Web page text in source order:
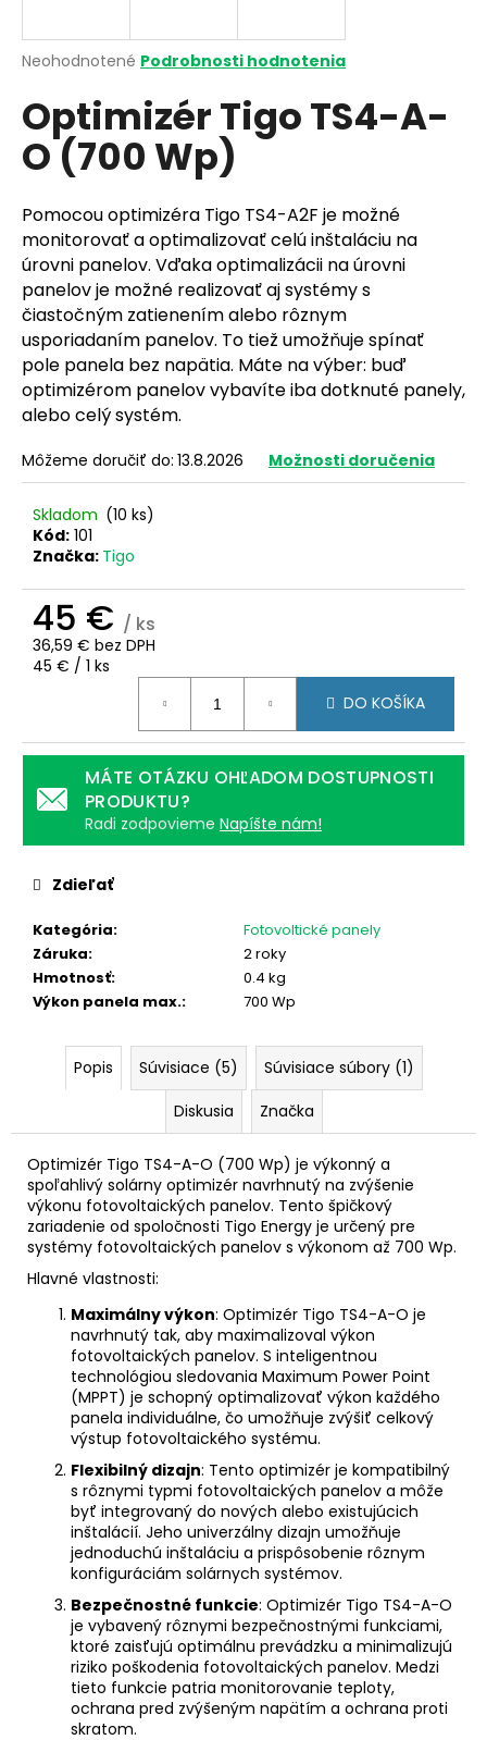
Priemerné
produktu
je
0,0
z
hviezdičiek.
Neohodnotené Podrobnosti hodnotenia
Optimizér Tigo TS4-A-
O (700 Wp)
Pomocou optimizéra Tigo TS4-A2F je možné
monitorovať a optimalizovať celú inštaláciu na
úrovni panelov. Vďaka optimalizácii na úrovni
panelov je možné realizovať aj systémy s
čiastočným zatienením alebo rôznym
usporiadaním panelov. To tiež umožňuje spínať
pole panela bez napätia. Máte na výber: buď
optimizérom panelov vybavíte iba dotknuté panely,
alebo celý systém.
Môžeme doručiť do: 13.8.2026 Možnosti doručenia
Skladom (10 ks)
Kód: 101
Značka: Tigo
45 € / ks
36,59 € bez DPH
Jednotková
45 € / 1 ks
DO KOŠÍKA
MÁTE OTÁZKU OHĽADOM DOSTUPNOSTI
PRODUKTU?
Radi zodpovieme Napíšte nám!
Kategória:
Fotovoltické panely
Záruka:
2 roky
Hmotnosť:
0.4 kg
Výkon panela max.: 700 Wp
Zdieľať
Popis Súvisiace (5)
Súvisiace súbory (1)
Diskusia
Značka
Optimizér Tigo TS4-A-O (700 Wp) je výkonný a
spoľahlivý solárny optimizér navrhnutý na zvýšenie
výkonu fotovoltaických panelov. Tento špičkový
zariadenie od spoločnosti Tigo Energy je určený pre
systémy fotovoltaických panelov s výkonom až 700 Wp.
Hlavné vlastnosti:
Maximálny výkon: Optimizér Tigo TS4-A-O je
navrhnutý tak, aby maximalizoval výkon
fotovoltaických panelov. S inteligentnou
technológiou sledovania Maximum Power Point
(MPPT) je schopný optimalizovať výkon každého
panela individuálne, čo umožňuje zvýšiť celkový
výstup fotovoltaického systému.
Flexibilný dizajn: Tento optimizér je kompatibilný
s rôznymi typmi fotovoltaických panelov a môže
byť integrovaný do nových alebo existujúcich
inštalácií. Jeho univerzálny dizajn umožňuje
jednoduchú inštaláciu a prispôsobenie rôznym
konfiguráciám solárnych systémov.
Bezpečnostné funkcie: Optimizér Tigo TS4-A-O
je vybavený rôznymi bezpečnostnými funkciami,
ktoré zaisťujú optimálnu prevádzku a minimalizujú
riziko poškodenia fotovoltaických panelov. Medzi
tieto funkcie patria monitorovanie teploty,
ochrana pred zvýšeným napätím a ochrana proti
skratom.
j
ť
?
HĽADAŤ
O
d
p
o
ú
č
a
m
e
WATTROUTER
CT
MERACÍ
TRANSFORMÁTOR
€